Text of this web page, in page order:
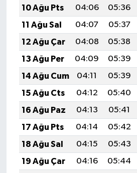
10 Ağu Pts
04:06 05:36
11 Ağu Sal
04:07 05:37
12 Ağu Çar
04:08 05:38
13 Ağu Per
04:09 05:39
14 Ağu Cum
04:11 05:39
15 Ağu Cts
04:12 05:40
16 Ağu Paz
04:13 05:41
17 Ağu Pts
04:14 05:42
18 Ağu Sal
04:15 05:43
19 Ağu Çar
04:16 05:44